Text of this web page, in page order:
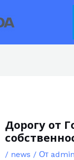
Дорогу от
/ news / От admin